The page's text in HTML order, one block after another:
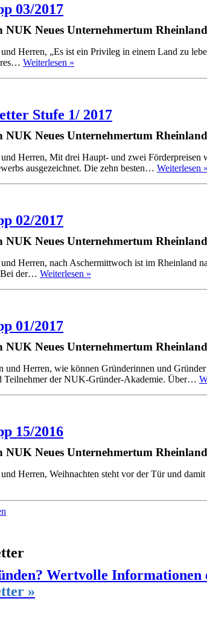
03/2017
NUK Neues Unternehmertum
und Herren, „Es ist ein Privileg in einem Land zu
Weiterlesen »
Stufe 1/ 2017
NUK Neues Unternehmertum
und Herren, Mit drei Haupt- und zwei
ausgezeichnet. Die zehn besten… Weiterlesen »
02/2017
NUK Neues Unternehmertum
und Herren, nach Aschermittwoch ist im Rheinland
Bei der… Weiterlesen »
01/2017
NUK Neues Unternehmertum
und Herren, wie können Gründerinnen und
Teilnehmer der NUK-Gründer-Akademie. Über…
15/2016
NUK Neues Unternehmertum
Herren, Weihnachten steht vor der Tür und
Wertvolle Informationen
»